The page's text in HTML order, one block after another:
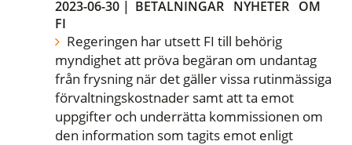
2023-06-30 | BETALNINGAR NYHETER OM
FI
Regeringen har utsett FI till behörig
myndighet att pröva begäran om undantag
från frysning när det gäller vissa rutinmässiga
förvaltningskostnader samt att ta emot
uppgifter och underrätta kommissionen om
den information som tagits emot enligt